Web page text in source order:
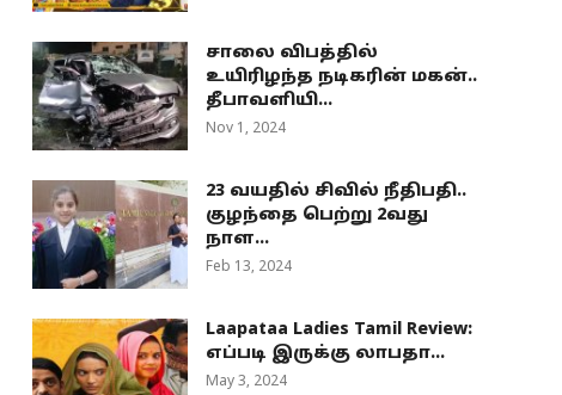
சாலை விபத்தில்
உயிரிழந்த நடிகரின் மகன்..
தீபாவளியி...
Nov 1, 2024
23 வயதில் சிவில் நீதிபதி..
குழந்தை பெற்று 2வது
நாள...
Feb 13, 2024
Laapataa Ladies Tamil Review:
எப்படி இருக்கு லாபதா...
May 3, 2024